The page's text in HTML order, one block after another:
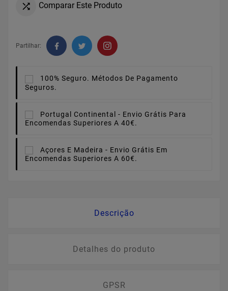
 Comparar Este Produto
Partilhar:
100% Seguro. Métodos De Pagamento
Seguros.
Portugal Continental - Envio Grátis Para
Encomendas Superiores A 40€.
Açores E Madeira - Envio Grátis Em
Encomendas Superiores A 60€.
Descrição
Detalhes do produto
GPSR